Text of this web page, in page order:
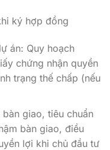
ký hợp đồng
án: Quy hoạch
chứng nhận quyền
trạng thế chấp (nếu
giao, tiêu chuẩn
bàn giao, điều
lợi khi chủ đầu tư